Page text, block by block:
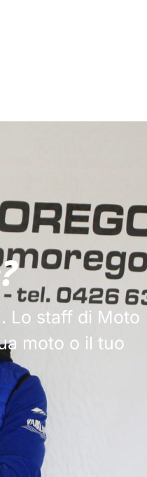
. Lo staff di Moto
moto o il tuo